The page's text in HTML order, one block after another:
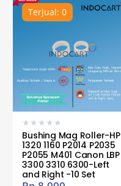
Terjual: 0
★ ★ ★ ★ ★
Bushing Mag Roller-HP
1320 1160 P2014 P2035
P2055 M401 Canon LBP
3300 3310 6300-Left
and Right -10 Set